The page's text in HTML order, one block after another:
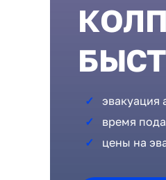
эвакуация
время
цены на